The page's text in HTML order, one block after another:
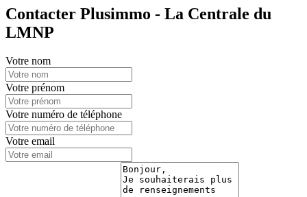
Contacter Plusimmo - La Centrale du
LMNP
Votre nom
Votre prénom
Votre numéro de téléphone
Votre email